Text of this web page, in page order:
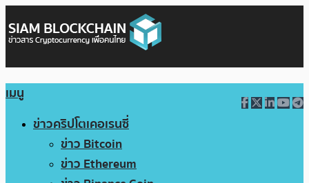
เมนู
ข่าวคริปโตเคอเรนซี่
ข่าว Bitcoin
ข่าว Ethereum